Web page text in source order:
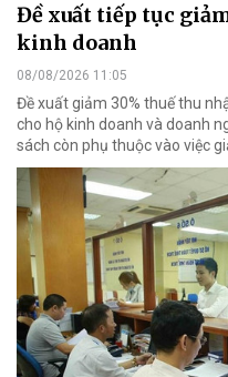
Đề xuất tiếp tục
kinh doanh
08/08/2026 11:05
Đề xuất giảm 30% thuế thu
cho hộ kinh doanh và doanh
sách còn phụ thuộc vào việc